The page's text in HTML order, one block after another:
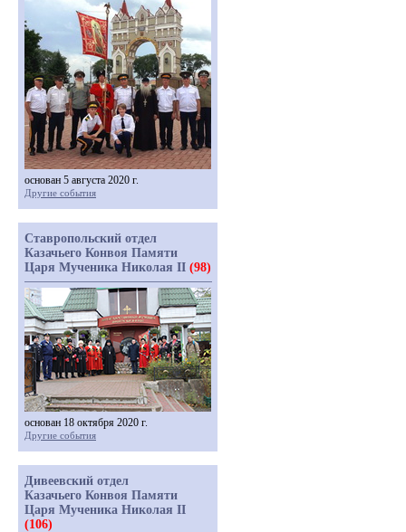
основан 5 августа 2020 г.
Другие события
Ставропольский отдел
Казачьего Конвоя Памяти
Царя Мученика Николая II (98)
основан 18 октября 2020 г.
Другие события
Дивеевский отдел
Казачьего Конвоя Памяти
Царя Мученика Николая II
(106)